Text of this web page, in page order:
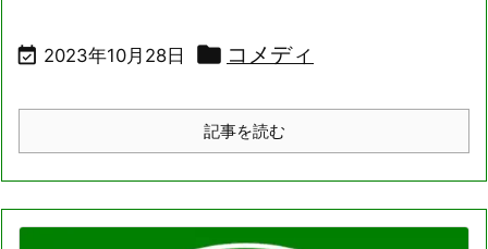
 2023年10月28日  コメディ
記事を読む